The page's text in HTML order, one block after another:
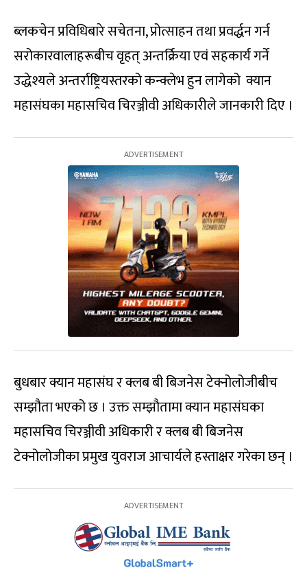
ब्लकचेन प्रविधिबारे सचेतना, प्रोत्साहन तथा प्रवर्द्धन गर्न
सरोकारवालाहरूबीच वृहत् अन्तर्क्रिया एवं सहकार्य गर्ने
उद्धेश्यले अन्तर्राष्ट्रियस्तरको कन्क्लेभ हुन लागेको क्यान
महासंघका महासचिव चिरञ्जीवी अधिकारीले जानकारी दिए ।
बुधबार क्यान महासंघ र क्लब बी बिजनेस टेक्नोलोजीबीच
सम्झौता भएको छ । उक्त सम्झौतामा क्यान महासंघका
महासचिव चिरञ्जीवी अधिकारी र क्लब बी बिजनेस
टेक्नोलोजीका प्रमुख युवराज आचार्यले हस्ताक्षर गरेका छन् ।